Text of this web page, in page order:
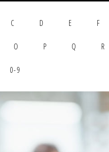
C D E F
O P Q R
0-9